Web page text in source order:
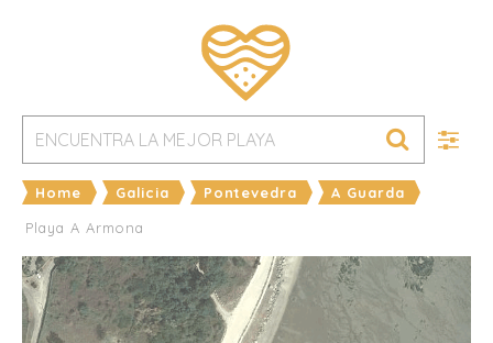
Home Galicia Pontevedra
A Guarda
Playa A Armona